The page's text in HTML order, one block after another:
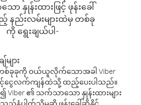
ာ နှုန်းထားဖြင့် ဖုန်းခေါ်
နည်းလမ်းများထဲမှ တစ်ခု
ကို ရွေးချယ်ပါ-
ျား
ခုခုကို ဝယ်ယူလိုက်သောအခါ Viber
ငွေလက်ကျန်ထဲသို့ ထည့်ပေးပါသည်။
၏ သက်သာသော နှုန်းထားများ